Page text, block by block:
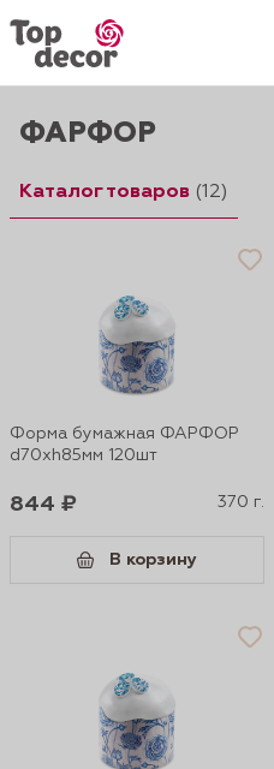
ФАРФОР
Каталог товаров (12)
Форма бумажная ФАРФОР
d70xh85мм 120шт
844 ₽ 370 г.
В корзину